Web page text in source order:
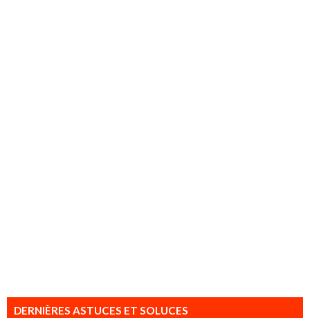
DERNIÈRES ASTUCES ET SOLUCES